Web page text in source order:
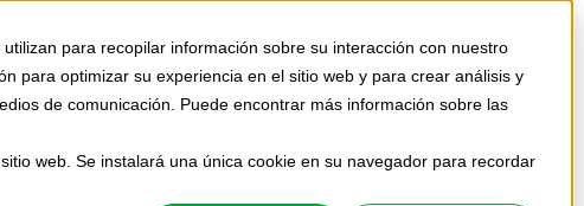
para recopilar información sobre su interacción con nuestro
para optimizar su experiencia en el sitio web y para crear análisis y
de comunicación. Puede encontrar más información sobre las
web. Se instalará una única cookie en su navegador para recordar